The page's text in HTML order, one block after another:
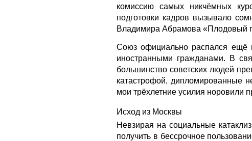
комиссию самых никчёмных
подготовки кадров вызывало
Владимира Абрамова «Плодовый
Союз официально распался ещё
иностранными гражданами. В
большинство советских людей
катастрофой, дипломированные
мои трёхлетние усилия норовили
Исход из Москвы
Невзирая на социальные
получить в бессрочное